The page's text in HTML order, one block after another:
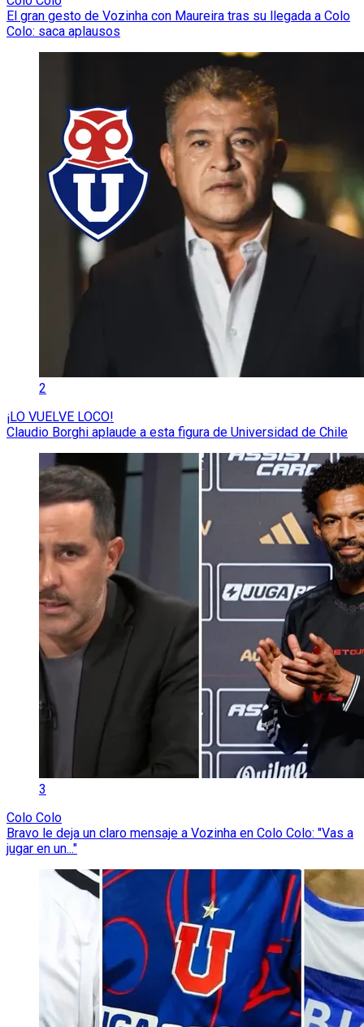
El gran gesto de Vozinha con Maureira tras su llegada a Colo
Colo: saca aplausos
2
¡LO VUELVE LOCO!
Claudio Borghi aplaude a esta figura de Universidad de Chile
3
Colo Colo
Bravo le deja un claro mensaje a Vozinha en Colo Colo: "Vas a
jugar en un..."